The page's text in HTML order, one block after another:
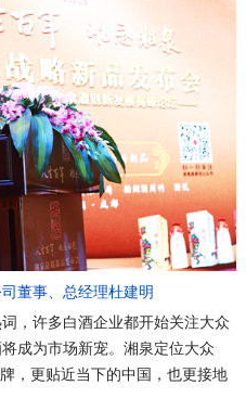
董事、总经理杜建明
，许多白酒企业都开始关注大众
成为市场新宠。湘泉定位大众
，更贴近当下的中国，也更接地